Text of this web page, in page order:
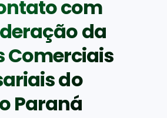
com
da
Comerciais
do
Paraná